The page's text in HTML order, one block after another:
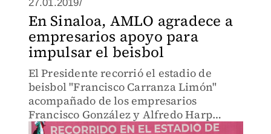
27.01.2019/
En Sinaloa, AMLO agradece a
empresarios apoyo para
impulsar el beisbol
El Presidente recorrió el estadio de
beisbol "Francisco Carranza Limón"
acompañado de los empresarios
Francisco González y Alfredo Harp
Helú.